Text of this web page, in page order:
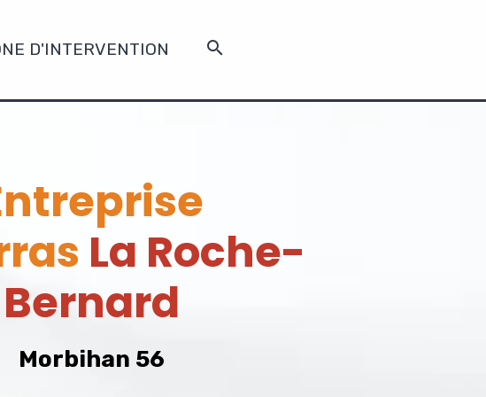
D'INTERVENTION
La Roche-
Bernard
Morbihan 56